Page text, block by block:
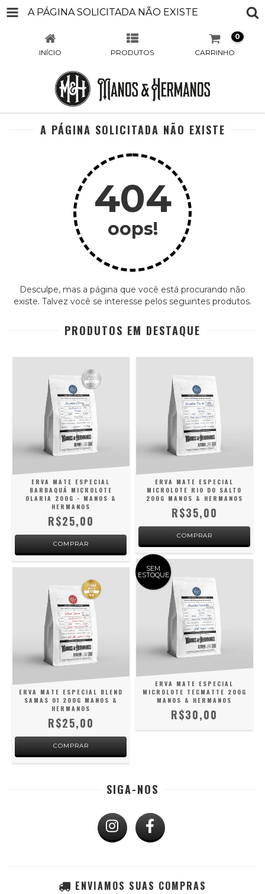
A PÁGINA SOLICITADA NÃO EXISTE
INÍCIO PRODUTOS CARRINHO
0
A PÁGINA SOLICITADA NÃO EXISTE
404
oops!
Desculpe, mas a página que você está procurando não
existe. Talvez você se interesse pelos seguintes produtos.
PRODUTOS EM DESTAQUE
ERVA MATE ESPECIAL
BARBAQUÁ MICROLOTE
OLARIA 200G - MANOS &
HERMANOS
R$25,00
ERVA MATE ESPECIAL
MICROLOTE RIO DO SALTO
200G MANOS & HERMANOS
R$35,00
ERVA MATE ESPECIAL BLEND
SAMAS 01 200G MANOS &
HERMANOS
R$25,00
SEM
ESTOQUE
ERVA MATE ESPECIAL
MICROLOTE TECMATTE 200G
MANOS & HERMANOS
R$30,00
SIGA-NOS
ENVIAMOS SUAS COMPRAS